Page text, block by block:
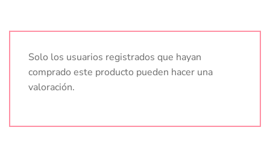
Solo los usuarios registrados que hayan
comprado este producto pueden hacer una
valoración.